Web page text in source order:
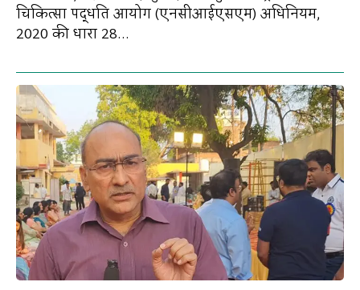
चिकित्सा पद्धति आयोग (एनसीआईएसएम) अधिनियम,
2020 की धारा 28...